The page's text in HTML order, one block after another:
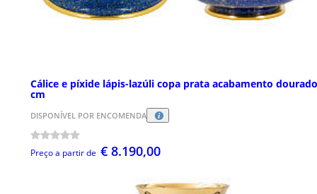
Cálice e píxide lápis-lazúli copa prata acabamento
cm
DISPONÍVEL POR ENCOMENDA
Preço a partir de € 8.190,00